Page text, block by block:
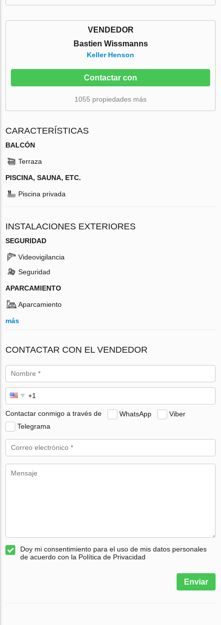
VENDEDOR
Bastien Wissmanns
Keller Henson
Contactar con
1055 propiedades más
CARACTERÍSTICAS
BALCÓN
Terraza
PISCINA, SAUNA, ETC.
Piscina privada
INSTALACIONES EXTERIORES
SEGURIDAD
Videovigilancia
Seguridad
APARCAMIENTO
Aparcamiento
más
CONTACTAR CON EL VENDEDOR
Contactar conmigo a través de WhatsApp
Viber
Telegrama
Doy mi consentimiento para el uso de mis datos personales
de acuerdo con la Política de Privacidad
Enviar